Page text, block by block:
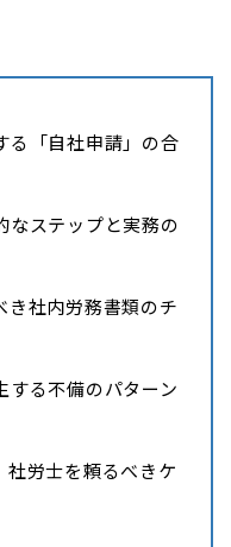
る「自社申請」の合
なステップと実務の
き社内労務書類のチ
する不備のパターン
社労士を頼るべきケ